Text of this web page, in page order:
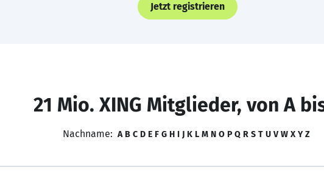
Jetzt registrieren
21 Mio. XING Mitglieder, von A
Nachname: A B C D E F G H I J K L M N O P Q R S T U V W X Y Z